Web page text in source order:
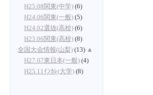
H25.08関東(中学) (6)
H24.06関東(一般) (5)
H24.02選抜(高校) (6)
H23.06関東(高校) (8)
全国大会情報(山梨) (13) ▲
H27.07東日本(一般) (4)
H25.11ｲﾝｶﾚ(大学) (8)